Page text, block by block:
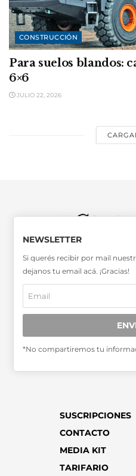
CONSTRUCCIÓN
Para suelos blandos:
6×6
JULIO 22, 2026
SABER MÁS >>
OTRAS
Miembro de la
Entidades Periodísticas
ADEPA
SUSCRIPCIONES
CONTACTO
MEDIA KIT
TARIFARIO
NEWSLETTER
Si querés recibir por mail
dejanos tu email acá. ¡Gracias!
*No compartiremos tu